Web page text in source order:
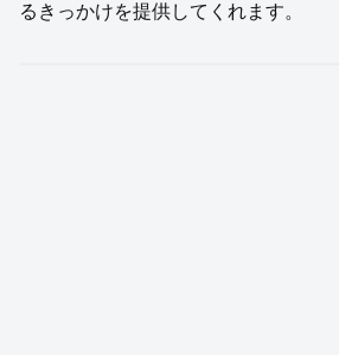
るきっかけを提供してくれます。